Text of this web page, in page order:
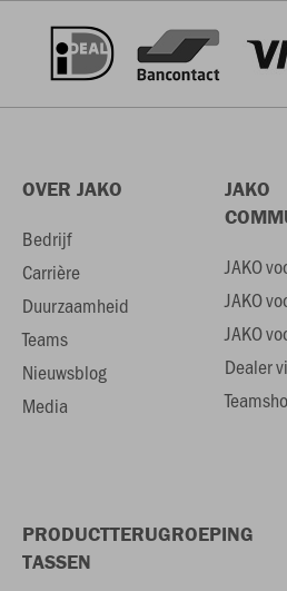
OVER JAKO
Bedrijf
Carrière
Duurzaamheid
Teams
Nieuwsblog
Media
JAKO
JAKO
JAKO
JAKO
Dealer
PRODUCTTERUGROEPING
TASSEN